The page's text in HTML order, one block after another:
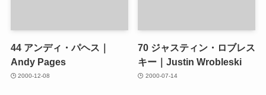
44アンディ・パヘス｜
Andy Pages
2000-12-08
70 ジャスティン・ロブレス
キー｜Justin Wrobleski
2000-07-14